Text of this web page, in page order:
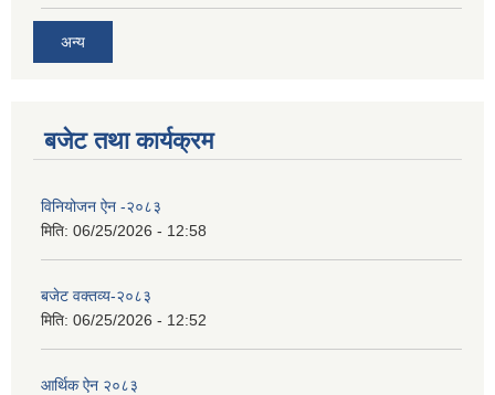
अन्य
बजेट तथा कार्यक्रम
विनियोजन ऐन -२०८३
मिति: 06/25/2026 - 12:58
बजेट वक्तव्य-२०८३
मिति: 06/25/2026 - 12:52
आर्थिक ऐन २०८३